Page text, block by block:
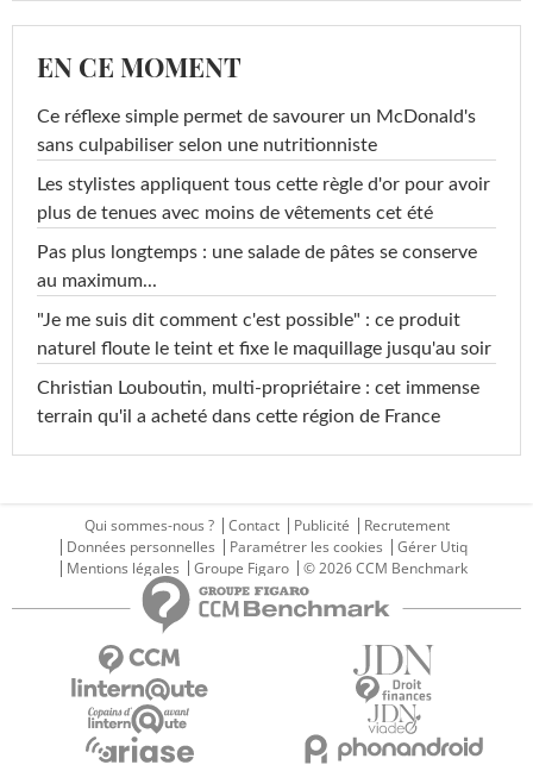
EN CE MOMENT
Ce réflexe simple permet de savourer un McDonald's
sans culpabiliser selon une nutritionniste
Les stylistes appliquent tous cette règle d'or pour avoir
plus de tenues avec moins de vêtements cet été
Pas plus longtemps : une salade de pâtes se conserve
au maximum...
"Je me suis dit comment c'est possible" : ce produit
naturel floute le teint et fixe le maquillage jusqu'au soir
Christian Louboutin, multi-propriétaire : cet immense
terrain qu'il a acheté dans cette région de France
Qui sommes-nous ? Contact Publicité
Recrutement
Données personnelles
Paramétrer les cookies
Gérer Utiq
Mentions légales
Groupe Figaro © 2026 CCM Benchmark